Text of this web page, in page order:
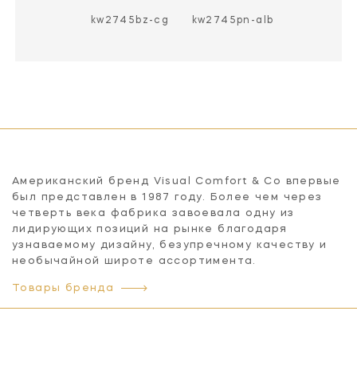
kw2745bz-cg kw2745pn-alb
Американский бренд Visual Comfort & Co впервые
был представлен в 1987 году. Более чем через
четверть века фабрика завоевала одну из
лидирующих позиций на рынке благодаря
узнаваемому дизайну, безупречному качеству и
необычайной широте ассортимента.
Товары бренда